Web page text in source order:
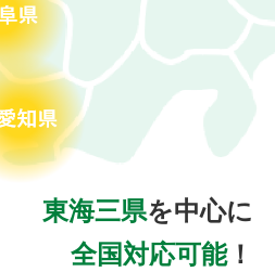
東海三県を中心に
全国対応可能！